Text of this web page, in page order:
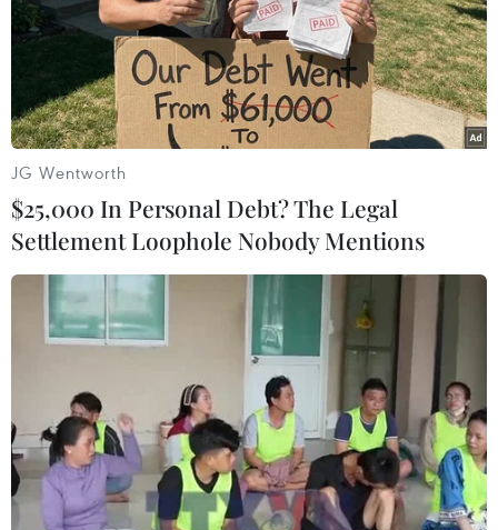
Nhóm IS tiến hành pháo kích ở khu vực
cửa khẩu biên giới Syria
10/10/2014 12:40
Các tay súng IS muốn chiếm giữ cửa khẩu biên giới
nhằm thắt chặt vòng vây xung quanh Kobane và ngăn
chặn bất kỳ ai xâm nhập hoặc rời thị trấn.
JG Wentworth
$25,000 In Personal Debt? The Legal
Settlement Loophole Nobody Mentions